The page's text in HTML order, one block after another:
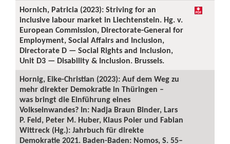
Hornich, Patricia (2023): Striving for an
inclusive labour market in Liechtenstein. Hg. v.
European Commission, Directorate-General for
Employment, Social Affairs and Inclusion,
Directorate D — Social Rights and Inclusion,
Unit D3 — Disability & Inclusion. Brussels.
Hornig, Eike-Christian (2023): Auf dem Weg zu
mehr direkter Demokratie in Thüringen –
was bringt die Einführung eines
Volkseinwandes? In: Nadja Braun Binder, Lars
P. Feld, Peter M. Huber, Klaus Poier und Fabian
Wittreck (Hg.): Jahrbuch für direkte
Demokratie 2021. Baden-Baden: Nomos, S. 55–